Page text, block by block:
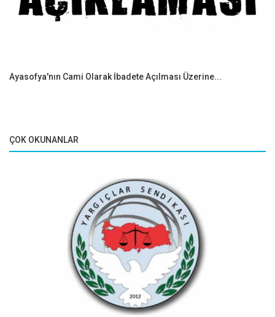
Ayasofya'nın Cami Olarak İbadete Açılması Üzerine...
ÇOK OKUNANLAR